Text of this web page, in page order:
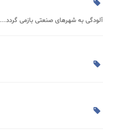
آلودگی به شهرهای صنعتی بازمی گردد...